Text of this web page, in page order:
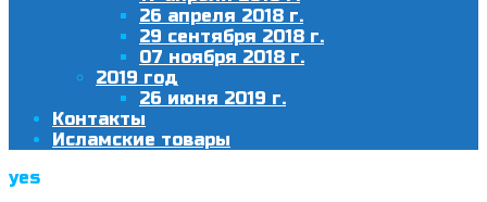
26 апреля 2018 г.
29 сентября 2018 г.
07 ноября 2018 г.
2019 год
26 июня 2019 г.
Контакты
Исламские товары
yes